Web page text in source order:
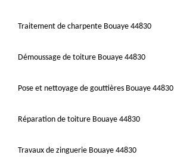
Traitement de charpente Bouaye 44830
Démoussage de toiture Bouaye 44830
Pose et nettoyage de gouttières Bouaye 44830
Réparation de toiture Bouaye 44830
Travaux de zinguerie Bouaye 44830